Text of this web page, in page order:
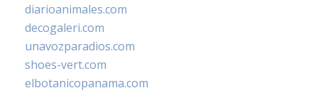
diarioanimales.com
decogaleri.com
unavozparadios.com
shoes-vert.com
elbotanicopanama.com